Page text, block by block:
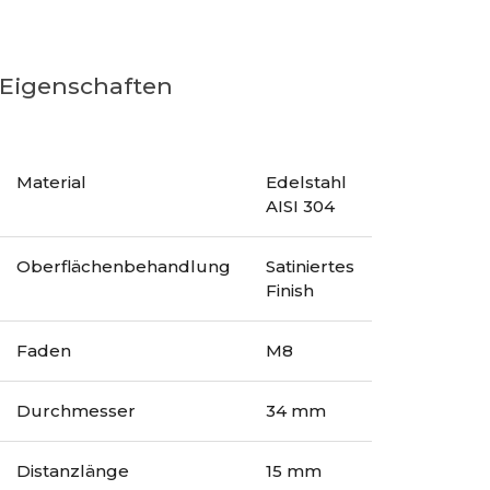
Eigenschaften
Material
Edelstahl
AISI 304
Oberflächenbehandlung
Satiniertes
Finish
Faden M8
Durchmesser 34 mm
Distanzlänge 15 mm